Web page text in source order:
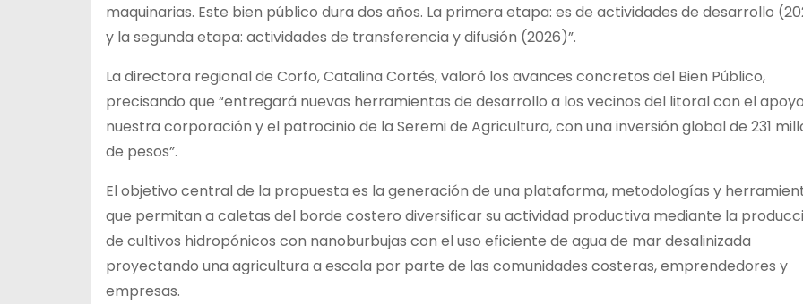
maquinarias. Este bien público dura dos años. La primera etapa: es de actividades de desarrollo
y la segunda etapa: actividades de transferencia y difusión (2026)”.
La directora regional de Corfo, Catalina Cortés, valoró los avances concretos del Bien Público,
precisando que “entregará nuevas herramientas de desarrollo a los vecinos del litoral con el
nuestra corporación y el patrocinio de la Seremi de Agricultura, con una inversión global de 231
de pesos”.
El objetivo central de la propuesta es la generación de una plataforma, metodologías y
que permitan a caletas del borde costero diversificar su actividad productiva mediante la
de cultivos hidropónicos con nanoburbujas con el uso eficiente de agua de mar desalinizada
proyectando una agricultura a escala por parte de las comunidades costeras, emprendedores y
empresas.